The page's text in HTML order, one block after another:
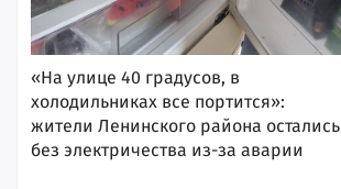
«На улице 40 градусов, в
холодильниках все портится»:
жители Ленинского района остались
без электричества из-за аварии